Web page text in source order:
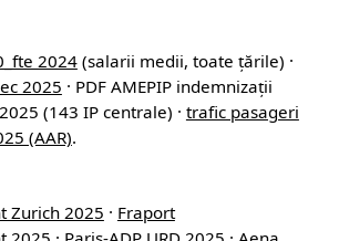
2024(salarii medii, toate țările) ·
2025 · PDF AMEPIP indemnizații
(143 IP centrale) · trafic pasageri
(AAR).
Zurich 2025 · Fraport